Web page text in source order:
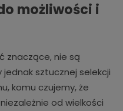
możliwości i
znaczące, nie są
sztucznej selekcji
komu czujemy, że
od wielkości